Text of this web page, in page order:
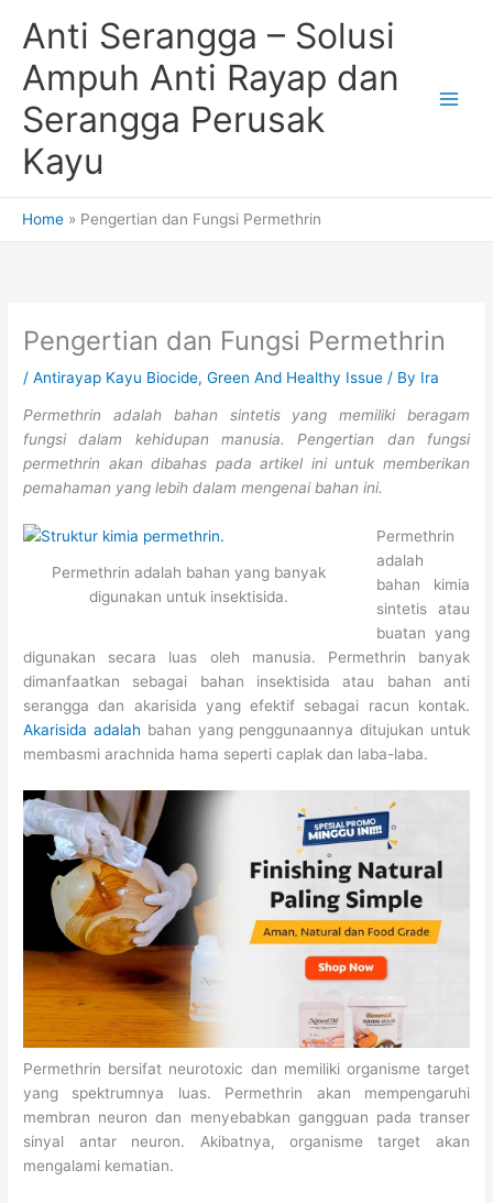
Anti Serangga – Solusi
Ampuh Anti Rayap dan
Serangga Perusak
Kayu
Home Pengertian dan Fungsi Permethrin
Pengertian dan Fungsi Permethrin
/Antirayap Kayu Biocide,Green And Healthy Issue / By Ira
Permethrin adalahbahan sintetis yang memiliki beragam
fungsi dalam kehidupan manusia. Pengertian dan fungsi
permethrin akan dibahas pada artikel ini untuk memberikan
pemahaman yang lebih dalam mengenai bahan ini.
Permethrin adalah bahan yang banyak
digunakan untuk insektisida.
Permethrin
adalah
bahan kimia
sintetis atau
buatan yang
digunakan secara luas oleh manusia. Permethrin banyak
dimanfaatkan sebagai bahan insektisida atau bahan anti
serangga dan akarisida yang efektif sebagai racun kontak.
Akarisida adalah bahan yang penggunaannya ditujukan untuk
membasmi arachnida hama seperti caplak dan laba-laba.
Permethrin bersifat neurotoxic dan memiliki organisme target
yang spektrumnya luas. Permethrin akan mempengaruhi
membran neuron dan menyebabkan gangguan pada transer
sinyal antar neuron. Akibatnya, organisme target akan
mengalami kematian.